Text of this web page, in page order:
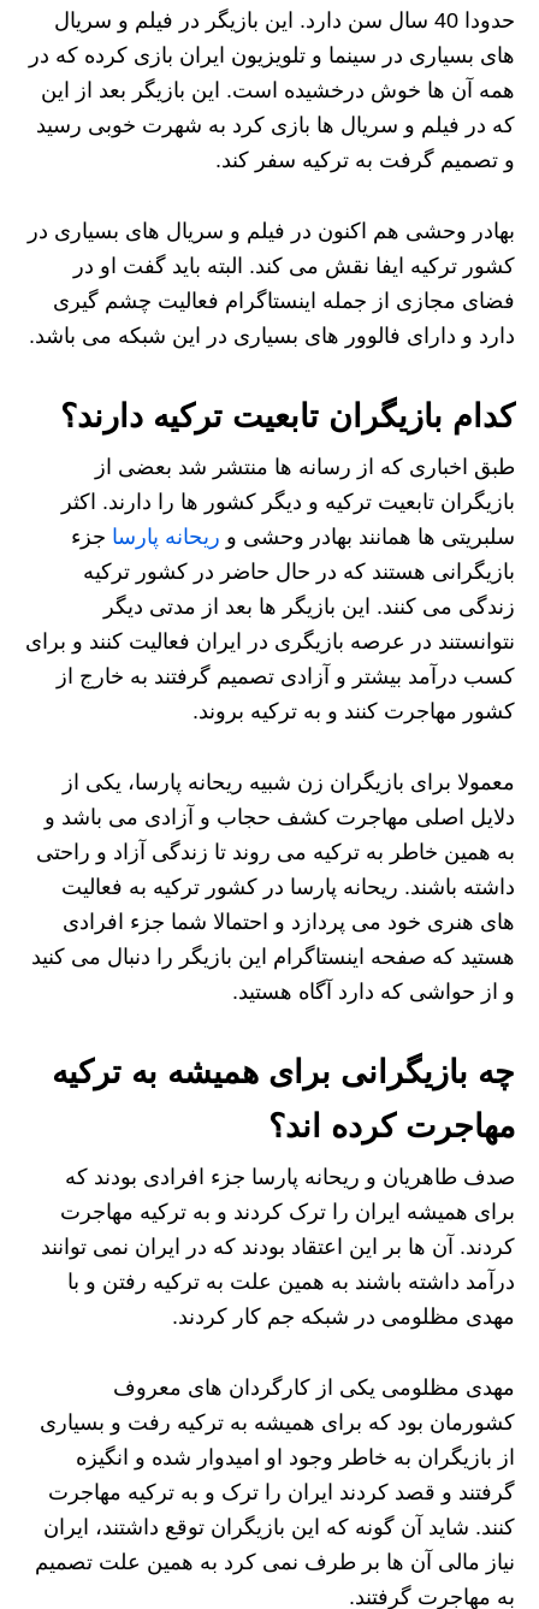
حدودا 40 سال سن دارد. این بازیگر در فیلم و سریال
های بسیاری در سینما و تلویزیون ایران بازی کرده که در
همه آن ها خوش درخشیده است. این بازیگر بعد از این
که در فیلم و سریال ها بازی کرد به شهرت خوبی رسید
و تصمیم گرفت به ترکیه سفر کند.
بهادر وحشی هم اکنون در فیلم و سریال های بسیاری در
کشور ترکیه ایفا نقش می کند. البته باید گفت او در
فضای مجازی از جمله اینستاگرام فعالیت چشم گیری
دارد و دارای فالوور های بسیاری در این شبکه می باشد.
کدام بازیگران تابعیت ترکیه دارند؟
طبق اخباری که از رسانه ها منتشر شد بعضی از
بازیگران تابعیت ترکیه و دیگر کشور ها را دارند. اکثر
سلبریتی ها همانند بهادر وحشی و ریحانه پارسا جزء
بازیگرانی هستند که در حال حاضر در کشور ترکیه
زندگی می کنند. این بازیگر ها بعد از مدتی دیگر
نتوانستند در عرصه بازیگری در ایران فعالیت کنند و برای
کسب درآمد بیشتر و آزادی تصمیم گرفتند به خارج از
کشور مهاجرت کنند و به ترکیه بروند.
معمولا برای بازیگران زن شبیه ریحانه پارسا، یکی از
دلایل اصلی مهاجرت کشف حجاب و آزادی می باشد و
به همین خاطر به ترکیه می روند تا زندگی آزاد و راحتی
داشته باشند. ریحانه پارسا در کشور ترکیه به فعالیت
های هنری خود می پردازد و احتمالا شما جزء افرادی
هستید که صفحه اینستاگرام این بازیگر را دنبال می کنید
و از حواشی که دارد آگاه هستید.
چه بازیگرانی برای همیشه به ترکیه
مهاجرت کرده اند؟
صدف طاهریان و ریحانه پارسا جزء افرادی بودند که
برای همیشه ایران را ترک کردند و به ترکیه مهاجرت
کردند. آن ها بر این اعتقاد بودند که در ایران نمی توانند
درآمد داشته باشند به همین علت به ترکیه رفتن و با
مهدی مظلومی در شبکه جم کار کردند.
مهدی مظلومی یکی از کارگردان های معروف
کشورمان بود که برای همیشه به ترکیه رفت و بسیاری
از بازیگران به خاطر وجود او امیدوار شده و انگیزه
گرفتند و قصد کردند ایران را ترک و به ترکیه مهاجرت
کنند. شاید آن گونه که این بازیگران توقع داشتند، ایران
نیاز مالی آن ها بر طرف نمی کرد به همین علت تصمیم
به مهاجرت گرفتند.